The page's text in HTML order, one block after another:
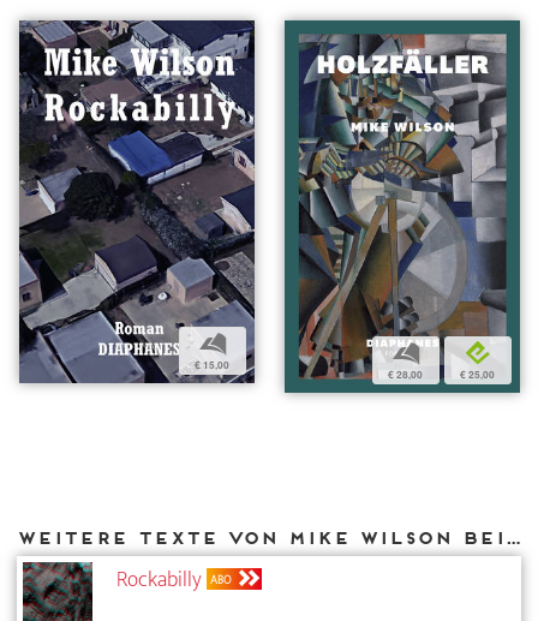
b
€ 15,00 b
€ 28,00
e
€ 25,00
Weitere Texte von Mike Wilson bei DIAPHANES
Rockabilly ABO